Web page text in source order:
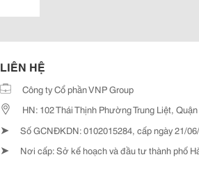
LIÊN HỆ
Công ty Cổ phần VNP Group
HN: 102 Thái Thịnh Phường Trung Liệt,
➤ Số GCNĐKDN: 0102015284, cấp ngày 21/
➤ Nơi cấp: Sở kế hoạch và đầu tư thành phố